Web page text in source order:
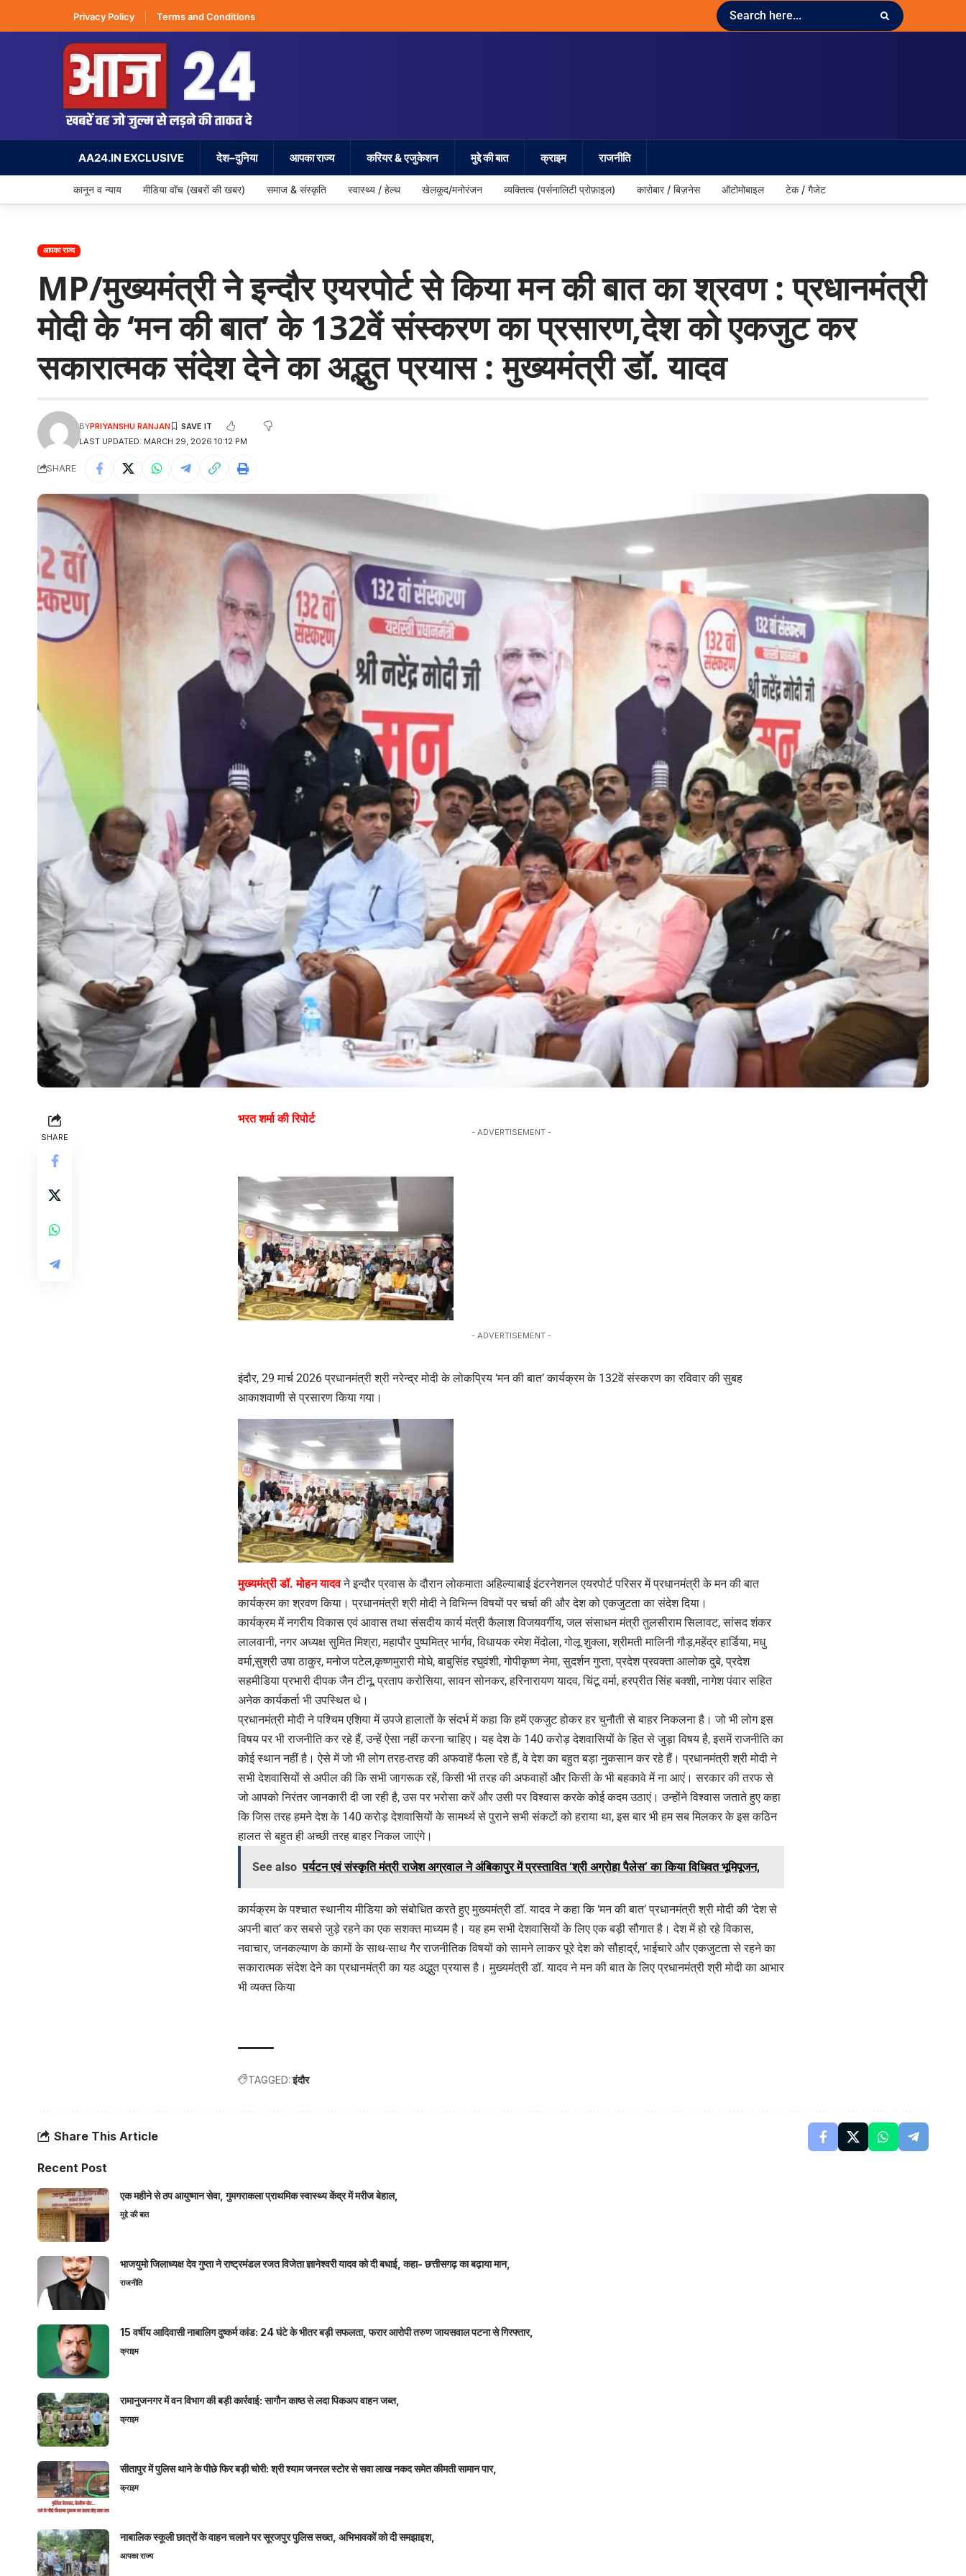
Privacy Policy Terms and Conditions
AA24.IN EXCLUSIVE देश–दुनिया आपका राज्य करियर & एजुकेशन मुद्दे की बात क्राइम राजनीति
कानून व न्याय मीडिया वॉच (खबरों की खबर) समाज & संस्कृति स्वास्थ्य / हेल्थ खेलकूद/मनोरंजन व्यक्तित्व (पर्सनालिटी प्रोफ़ाइल) कारोबार / बिज़नेस ऑटोमोबाइल टेक / गैजेट
आपका राज्य
MP/मुख्यमंत्री ने इन्दौर एयरपोर्ट से किया मन की बात का श्रवण : प्रधानमंत्री
मोदी के ‘मन की बात’ के 132वें संस्करण का प्रसारण,देश को एकजुट कर
सकारात्मक संदेश देने का अद्भुत प्रयास : मुख्यमंत्री डॉ. यादव
LAST UPDATED: MARCH 29, 2026 10:12 PM
BYPRIYANSHU RANJAN
SHARE
SHARE
भरत शर्मा की रिपोर्ट
- ADVERTISEMENT -
- ADVERTISEMENT -
इंदौर, 29 मार्च 2026 प्रधानमंत्री श्री नरेन्द्र मोदी के लोकप्रिय ‘मन की बात’ कार्यक्रम के 132वें संस्करण का रविवार की सुबह
आकाशवाणी से प्रसारण किया गया।
मुख्यमंत्री डॉ. मोहन यादवने इन्दौर प्रवास के दौरान लोकमाता अहिल्याबाई इंटरनेशनल एयरपोर्ट परिसर में प्रधानमंत्री के मन की बात
कार्यक्रम का श्रवण किया। प्रधानमंत्री श्री मोदी ने विभिन्न विषयों पर चर्चा की और देश को एकजुटता का संदेश दिया।
कार्यक्रम में नगरीय विकास एवं आवास तथा संसदीय कार्य मंत्री कैलाश विजयवर्गीय, जल संसाधन मंत्री तुलसीराम सिलावट, सांसद शंकर
लालवानी, नगर अध्यक्ष सुमित मिश्रा, महापौर पुष्पमित्र भार्गव, विधायक रमेश मेंदोला, गोलू शुक्ला, श्रीमती मालिनी गौड़,महेंद्र हार्डिया, मधु
वर्मा,सुश्री उषा ठाकुर, मनोज पटेल,कृष्णमुरारी मोघे, बाबुसिंह रघुवंशी, गोपीकृष्ण नेमा, सुदर्शन गुप्ता, प्रदेश प्रवक्ता आलोक दुबे, प्रदेश
सहमीडिया प्रभारी दीपक जैन टीनू, प्रताप करोसिया, सावन सोनकर, हरिनारायण यादव, चिंटू वर्मा, हरप्रीत सिंह बक्शी, नागेश पंवार सहित
अनेक कार्यकर्ता भी उपस्थित थे।
प्रधानमंत्री मोदी ने पश्चिम एशिया में उपजे हालातों के संदर्भ में कहा कि हमें एकजुट होकर हर चुनौती से बाहर निकलना है। जो भी लोग इस
विषय पर भी राजनीति कर रहे हैं, उन्हें ऐसा नहीं करना चाहिए। यह देश के 140 करोड़ देशवासियों के हित से जुड़ा विषय है, इसमें राजनीति का
कोई स्थान नहीं है। ऐसे में जो भी लोग तरह-तरह की अफवाहें फैला रहे हैं, वे देश का बहुत बड़ा नुकसान कर रहे हैं। प्रधानमंत्री श्री मोदी ने
सभी देशवासियों से अपील की कि सभी जागरूक रहें, किसी भी तरह की अफवाहों और किसी के भी बहकावे में ना आएं। सरकार की तरफ से
जो आपको निरंतर जानकारी दी जा रही है, उस पर भरोसा करें और उसी पर विश्वास करके कोई कदम उठाएं। उन्होंने विश्वास जताते हुए कहा
कि जिस तरह हमने देश के 140 करोड़ देशवासियों के सामर्थ्य से पुराने सभी संकटों को हराया था, इस बार भी हम सब मिलकर के इस कठिन
हालत से बहुत ही अच्छी तरह बाहर निकल जाएंगे।
See also पर्यटन एवं संस्कृति मंत्री राजेश अग्रवाल ने अंबिकापुर में प्रस्तावित ‘श्री अग्रोहा पैलेस’ का किया विधिवत भूमिपूजन,
कार्यक्रम के पश्चात स्थानीय मीडिया को संबोधित करते हुए मुख्यमंत्री डॉ. यादव ने कहा कि ‘मन की बात’ प्रधानमंत्री श्री मोदी की ‘देश से
अपनी बात’ कर सबसे जुड़े रहने का एक सशक्त माध्यम है। यह हम सभी देशवासियों के लिए एक बड़ी सौगात है। देश में हो रहे विकास,
नवाचार, जनकल्याण के कामों के साथ-साथ गैर राजनीतिक विषयों को सामने लाकर पूरे देश को सौहार्द्र, भाईचारे और एकजुटता से रहने का
सकारात्मक संदेश देने का प्रधानमंत्री का यह अद्भुत प्रयास है। मुख्यमंत्री डॉ. यादव ने मन की बात के लिए प्रधानमंत्री श्री मोदी का आभार
भी व्यक्त किया
TAGGED: इंदौर
Share This Article
Recent Post
एक महीने से ठप आयुष्मान सेवा, गुमगराकला प्राथमिक स्वास्थ्य केंद्र में मरीज बेहाल,
मुद्दे की बात
भाजयुमो जिलाध्यक्ष देव गुप्ता ने राष्ट्रमंडल रजत विजेता ज्ञानेश्वरी यादव को दी बधाई, कहा- छत्तीसगढ़ का बढ़ाया मान,
राजनीति
15 वर्षीय आदिवासी नाबालिग दुष्कर्म कांड: 24 घंटे के भीतर बड़ी सफलता, फरार आरोपी तरुण जायसवाल पटना से गिरफ्तार,
क्राइम
रामानुजनगर में वन विभाग की बड़ी कार्रवाई: सागौन काष्ठ से लदा पिकअप वाहन जब्त,
क्राइम
सीतापुर में पुलिस थाने के पीछे फिर बड़ी चोरी: श्री श्याम जनरल स्टोर से सवा लाख नकद समेत कीमती सामान पार,
क्राइम
नाबालिक स्कूली छात्रों के वाहन चलाने पर सूरजपुर पुलिस सख्त, अभिभावकों को दी समझाइश,
आपका राज्य